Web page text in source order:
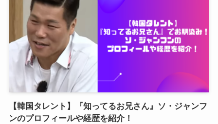
【韓国タレント】『知ってるお兄さん』ソ・ジャンフ
ンのプロフィールや経歴を紹介！